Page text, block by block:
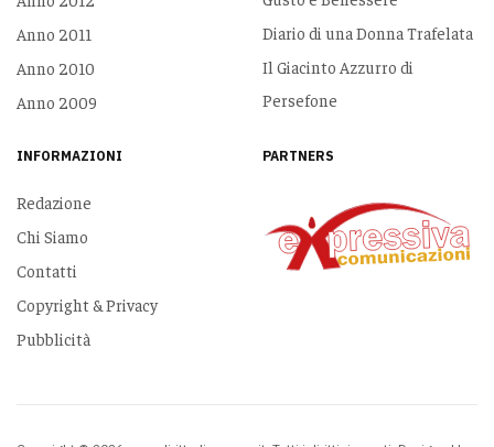
Anno 2011
Anno 2010
Anno 2009
Diario di una Donna Trafelata
Il Giacinto Azzurro di
Persefone
INFORMAZIONI
Redazione
Chi Siamo
Contatti
Copyright & Privacy
Pubblicità
PARTNERS